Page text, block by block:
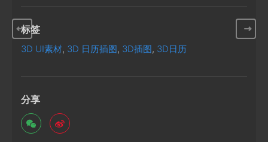
标签
3D UI素材, 3D 日历插图, 3D插图, 3D日历
分享